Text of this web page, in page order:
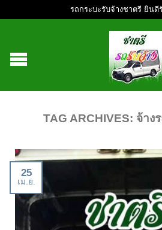
รถกระบะรับจ้างชาตรี ยินดี
TAG ARCHIVES: จ้าง
25
เม.ย.